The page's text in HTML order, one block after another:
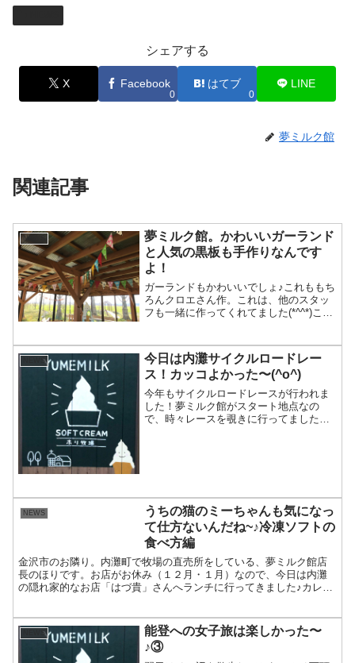
シェアする
X Facebook
0
はてブ
0
LINE
夢ミルク館
関連記事
NEWS
夢ミルク館。かわいいガーランド
と人気の黒板も手作りなんです
よ！
ガーランドもかわいいでしょ♪これももち
ろんクロエさん作。これは、他のスタッ
フも一緒に作ってくれてました(*^^*)この
ろで壁に固定♪子どもたちにとっても人気
です♪時々大...
NEWS
今日は内灘サイクルロードレー
ス！カッコよかった〜(^o^)
今年もサイクルロードレースが行われま
した！夢ミルク館がスタート地点なの
で、時々レースを覗きに行ってました
NEWS
うちの猫のミーちゃんも気になっ
て仕方ないんだね~♪冷凍ソフトの
食べ方編
金沢市のお隣り。内灘町で牧場の直売所をしている、夢ミルク館店
長のほりです。お店がお休み（１２月・１月）なので、今日は内灘
の隠れ家的なお店「はづ貴」さんへランチに行ってきました♪カレー
NEWS
能登への女子旅は楽しかった〜
♪③